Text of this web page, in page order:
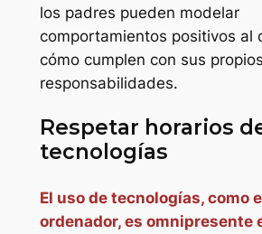
los padres pueden modelar
comportamientos positivos al
cómo cumplen con sus
responsabilidades.
Respetar horarios
tecnologías
El uso de tecnologías, como
ordenador, es omnipresente